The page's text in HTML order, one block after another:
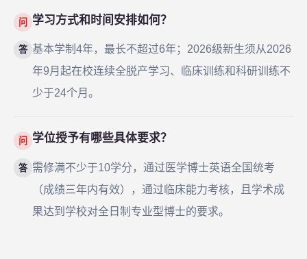
问 学习方式和时间安排如何？
答 基本学制4年，最长不超过6年；2026级新生须从2026
年9月起在校连续全脱产学习、临床训练和科研训练不
少于24个月。
问 学位授予有哪些具体要求？
答 需修满不少于10学分，通过医学博士英语全国统考
（成绩三年内有效），通过临床能力考核，且学术成
果达到学校对全日制专业型博士的要求。